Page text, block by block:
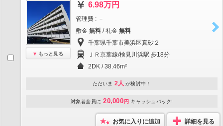
もっと見る
6.98万円
管理費 : －
敷金 無料 / 礼金 無料
千葉県千葉市美浜区真砂２
ＪＲ京葉線/検見川浜駅 歩18分
2DK / 38.46m²
ただいま 2人 が検討中！
対象者全員に 20,000 円 キャッシュバック!
お気に入りに追加 詳細を見る